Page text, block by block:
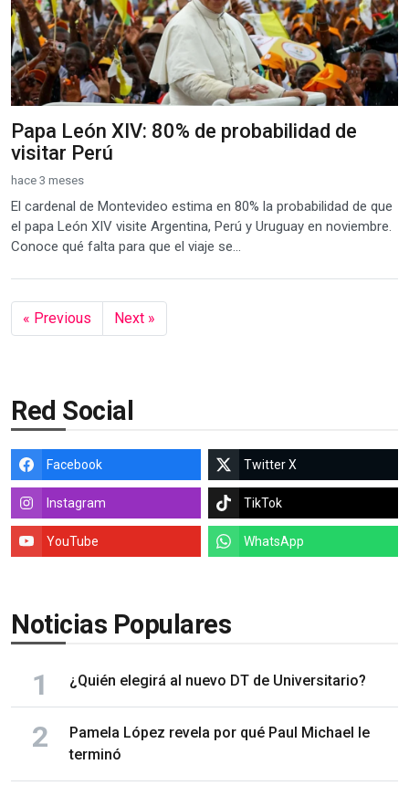
Papa León XIV: 80% de probabilidad de
visitar Perú
hace 3 meses
El cardenal de Montevideo estima en 80% la probabilidad de que
el papa León XIV visite Argentina, Perú y Uruguay en noviembre.
Conoce qué falta para que el viaje se...
« Previous Next »
Red Social
Facebook Twitter X
Instagram TikTok
YouTube WhatsApp
Noticias Populares
¿Quién elegirá al nuevo DT de Universitario?
Pamela López revela por qué Paul Michael le
terminó